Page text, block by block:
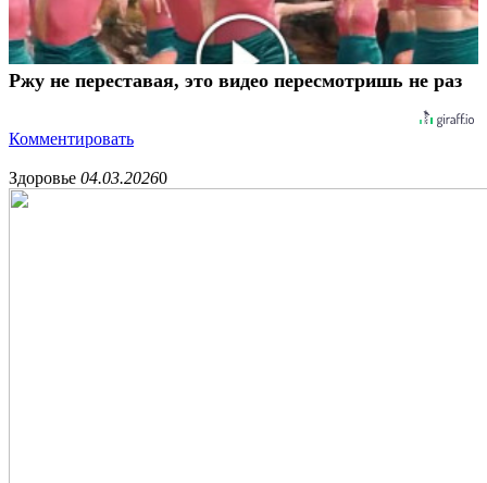
Ржу не переставая, это видео пересмотришь не раз
Комментировать
Здоровье 04.03.20260